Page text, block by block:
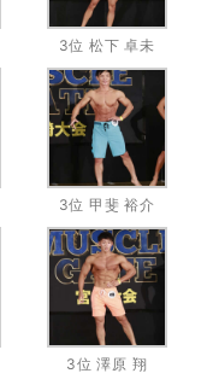
3位 松下 卓未
3位 甲斐 裕介
3位 澤原 翔